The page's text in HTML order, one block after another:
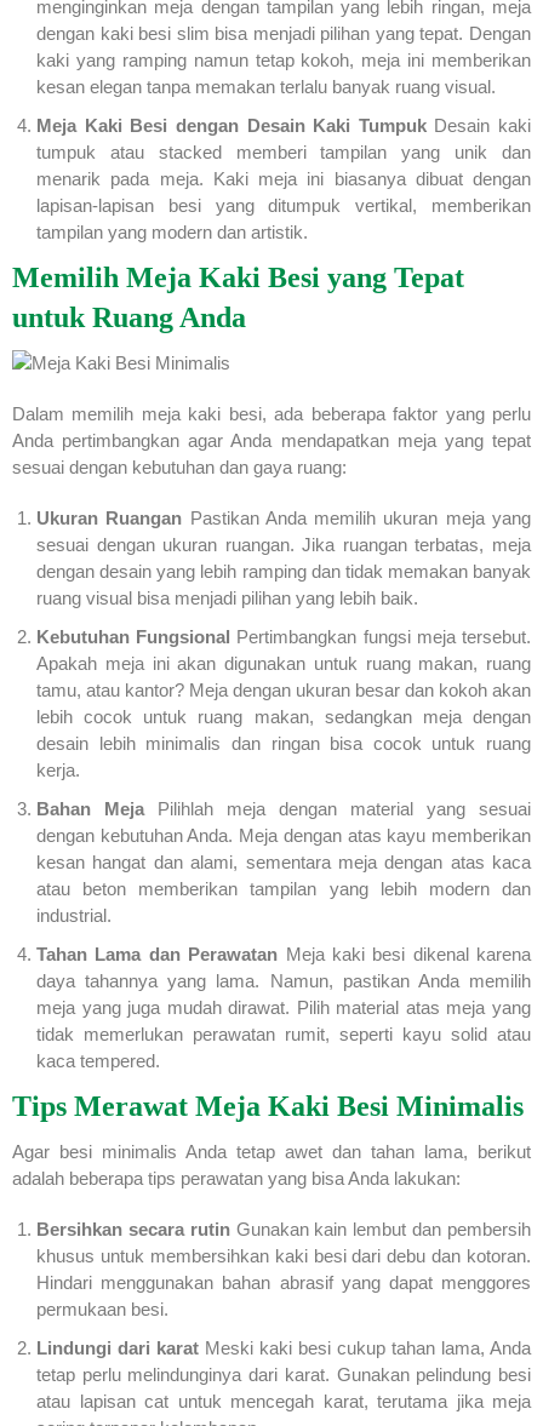
menginginkan meja dengan tampilan yang lebih ringan, meja
dengan kaki besi slim bisa menjadi pilihan yang tepat. Dengan
kaki yang ramping namun tetap kokoh, meja ini memberikan
kesan elegan tanpa memakan terlalu banyak ruang visual.
Meja Kaki Besi dengan Desain Kaki TumpukDesain kaki
tumpuk atau stacked memberi tampilan yang unik dan
menarik pada meja. Kaki meja ini biasanya dibuat dengan
lapisan-lapisan besi yang ditumpuk vertikal, memberikan
tampilan yang modern dan artistik.
Memilih Meja Kaki Besi yang Tepat
untuk Ruang Anda
Dalam memilih meja kaki besi, ada beberapa faktor yang perlu
Anda pertimbangkan agar Anda mendapatkan meja yang tepat
sesuai dengan kebutuhan dan gaya ruang:
Ukuran Ruangan Pastikan Anda memilih ukuran meja yang
sesuai dengan ukuran ruangan. Jika ruangan terbatas, meja
dengan desain yang lebih ramping dan tidak memakan banyak
ruang visual bisa menjadi pilihan yang lebih baik.
Kebutuhan Fungsional Pertimbangkan fungsi meja tersebut.
Apakah meja ini akan digunakan untuk ruang makan, ruang
tamu, atau kantor? Meja dengan ukuran besar dan kokoh akan
lebih cocok untuk ruang makan, sedangkan meja dengan
desain lebih minimalis dan ringan bisa cocok untuk ruang
kerja.
Bahan Meja Pilihlah meja dengan material yang sesuai
dengan kebutuhan Anda. Meja dengan atas kayu memberikan
kesan hangat dan alami, sementara meja dengan atas kaca
atau beton memberikan tampilan yang lebih modern dan
industrial.
Tahan Lama dan Perawatan Meja kaki besi dikenal karena
daya tahannya yang lama. Namun, pastikan Anda memilih
meja yang juga mudah dirawat. Pilih material atas meja yang
tidak memerlukan perawatan rumit, seperti kayu solid atau
kaca tempered.
Tips Merawat Meja Kaki Besi Minimalis
Agar besi minimalis Anda tetap awet dan tahan lama, berikut
adalah beberapa tips perawatan yang bisa Anda lakukan:
Bersihkan secara rutinGunakan kain lembut dan pembersih
khusus untuk membersihkan kaki besi dari debu dan kotoran.
Hindari menggunakan bahan abrasif yang dapat menggores
permukaan besi.
Lindungi dari karat Meski kaki besi cukup tahan lama, Anda
tetap perlu melindunginya dari karat. Gunakan pelindung besi
atau lapisan cat untuk mencegah karat, terutama jika meja